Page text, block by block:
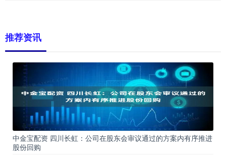
推荐资讯
中金宝配资 四川长虹：公司在股东会审议通过的方案内有序推进
股份回购